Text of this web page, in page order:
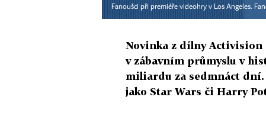
Fanoušci při premiéře videohry v Los Angeles.
Novinka z dílny Activision
v zábavním průmyslu v
miliardu za sedmnáct
jako Star Wars či Harry